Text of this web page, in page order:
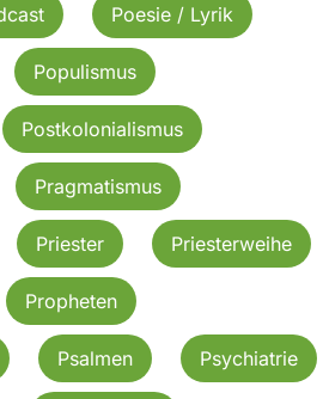
Poesie / Lyrik
Populismus
Postkolonialismus
Pragmatismus
Priester Priesterweihe
Propheten
Psalmen Psychiatrie